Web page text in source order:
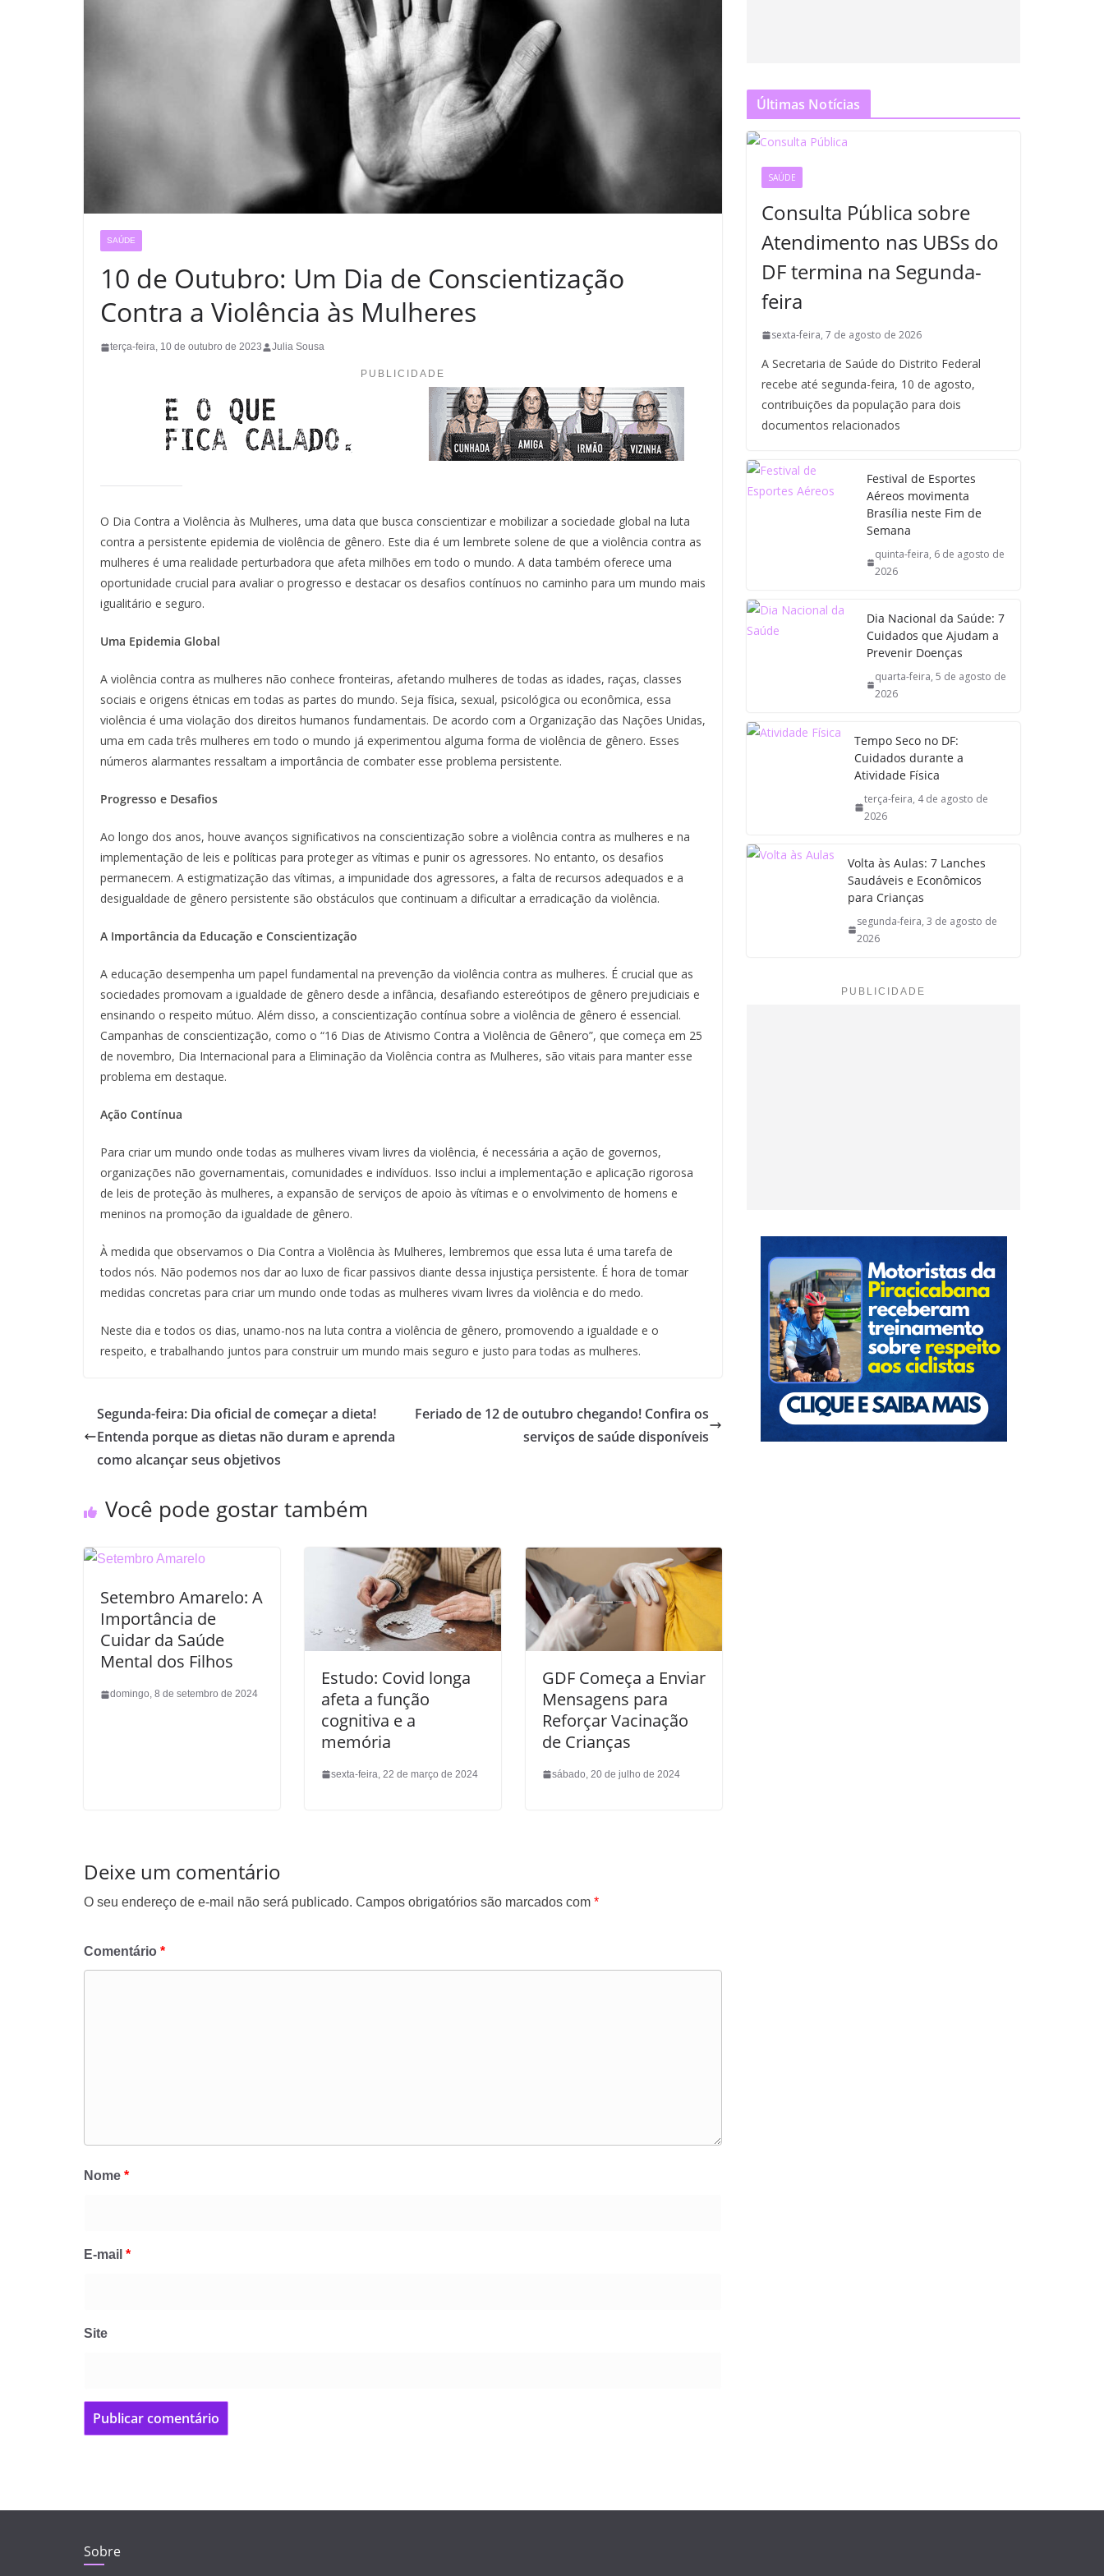
SAÚDE
10 de Outubro: Um Dia de Conscientização
Contra a Violência às Mulheres
terça-feira, 10 de outubro de 2023 Julia Sousa
PUBLICIDADE
O Dia Contra a Violência às Mulheres, uma data que busca conscientizar e mobilizar a sociedade global na luta
contra a persistente epidemia de violência de gênero. Este dia é um lembrete solene de que a violência contra as
mulheres é uma realidade perturbadora que afeta milhões em todo o mundo. A data também oferece uma
oportunidade crucial para avaliar o progresso e destacar os desafios contínuos no caminho para um mundo mais
igualitário e seguro.
Uma Epidemia Global
A violência contra as mulheres não conhece fronteiras, afetando mulheres de todas as idades, raças, classes
sociais e origens étnicas em todas as partes do mundo. Seja física, sexual, psicológica ou econômica, essa
violência é uma violação dos direitos humanos fundamentais. De acordo com a Organização das Nações Unidas,
uma em cada três mulheres em todo o mundo já experimentou alguma forma de violência de gênero. Esses
números alarmantes ressaltam a importância de combater esse problema persistente.
Progresso e Desafios
Ao longo dos anos, houve avanços significativos na conscientização sobre a violência contra as mulheres e na
implementação de leis e políticas para proteger as vítimas e punir os agressores. No entanto, os desafios
permanecem. A estigmatização das vítimas, a impunidade dos agressores, a falta de recursos adequados e a
desigualdade de gênero persistente são obstáculos que continuam a dificultar a erradicação da violência.
A Importância da Educação e Conscientização
A educação desempenha um papel fundamental na prevenção da violência contra as mulheres. É crucial que as
sociedades promovam a igualdade de gênero desde a infância, desafiando estereótipos de gênero prejudiciais e
ensinando o respeito mútuo. Além disso, a conscientização contínua sobre a violência de gênero é essencial.
Campanhas de conscientização, como o “16 Dias de Ativismo Contra a Violência de Gênero”, que começa em 25
de novembro, Dia Internacional para a Eliminação da Violência contra as Mulheres, são vitais para manter esse
problema em destaque.
Ação Contínua
Para criar um mundo onde todas as mulheres vivam livres da violência, é necessária a ação de governos,
organizações não governamentais, comunidades e indivíduos. Isso inclui a implementação e aplicação rigorosa
de leis de proteção às mulheres, a expansão de serviços de apoio às vítimas e o envolvimento de homens e
meninos na promoção da igualdade de gênero.
À medida que observamos o Dia Contra a Violência às Mulheres, lembremos que essa luta é uma tarefa de
todos nós. Não podemos nos dar ao luxo de ficar passivos diante dessa injustiça persistente. É hora de tomar
medidas concretas para criar um mundo onde todas as mulheres vivam livres da violência e do medo.
Neste dia e todos os dias, unamo-nos na luta contra a violência de gênero, promovendo a igualdade e o
respeito, e trabalhando juntos para construir um mundo mais seguro e justo para todas as mulheres.
Segunda-feira: Dia oficial de começar a dieta!
Entenda porque as dietas não duram e aprenda
como alcançar seus objetivos
Feriado de 12 de outubro chegando! Confira os
serviços de saúde disponíveis
Você pode gostar também
Setembro Amarelo: A
Importância de
Cuidar da Saúde
Mental dos Filhos
domingo, 8 de setembro de 2024
Estudo: Covid longa
afeta a função
cognitiva e a
memória
sexta-feira, 22 de março de 2024
GDF Começa a Enviar
Mensagens para
Reforçar Vacinação
de Crianças
sábado, 20 de julho de 2024
Deixe um comentário
O seu endereço de e-mail não será publicado. Campos obrigatórios são marcados com *
Comentário *
Nome *
E-mail *
Site
Últimas Notícias
SAÚDE
Consulta Pública sobre
Atendimento nas UBSs do
DF termina na Segunda-
feira
sexta-feira, 7 de agosto de 2026
A Secretaria de Saúde do Distrito Federal
recebe até segunda-feira, 10 de agosto,
contribuições da população para dois
documentos relacionados
Festival de Esportes
Aéreos movimenta
Brasília neste Fim de
Semana
quinta-feira, 6 de agosto de
2026
Dia Nacional da Saúde: 7
Cuidados que Ajudam a
Prevenir Doenças
quarta-feira, 5 de agosto de
2026
Tempo Seco no DF:
Cuidados durante a
Atividade Física
terça-feira, 4 de agosto de
2026
Volta às Aulas: 7 Lanches
Saudáveis e Econômicos
para Crianças
segunda-feira, 3 de agosto de
2026
PUBLICIDADE
Sobre